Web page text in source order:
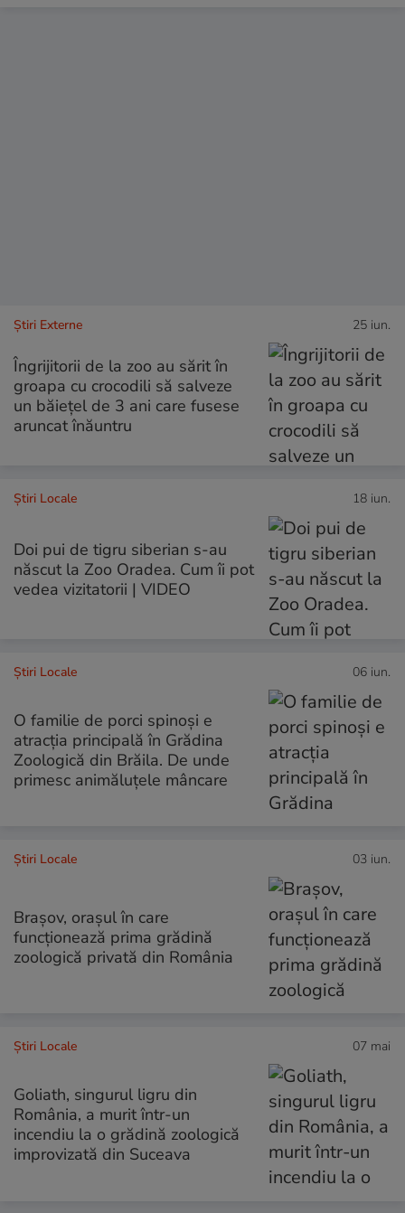
Știri Externe 25 iun.
Îngrijitorii de la zoo au sărit în
groapa cu crocodili să salveze
un băiețel de 3 ani care fusese
aruncat înăuntru
Știri Locale 18 iun.
Doi pui de tigru siberian s-au
născut la Zoo Oradea. Cum îi pot
vedea vizitatorii | VIDEO
Știri Locale 06 iun.
O familie de porci spinoși e
atracția principală în Grădina
Zoologică din Brăila. De unde
primesc animăluțele mâncare
Știri Locale 03 iun.
Brașov, orașul în care
funcționează prima grădină
zoologică privată din România
Știri Locale 07 mai
Goliath, singurul ligru din
România, a murit într-un
incendiu la o grădină zoologică
improvizată din Suceava